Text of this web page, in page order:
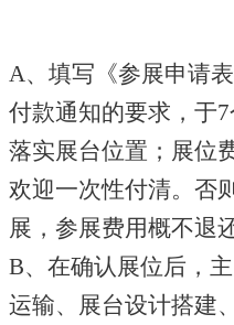
A、填写《参展申请
付款通知的要求，于
落实展台位置；展位
欢迎一次性付清。否
展，参展费用概不退
B、在确认展位后，
运输、展台设计搭建